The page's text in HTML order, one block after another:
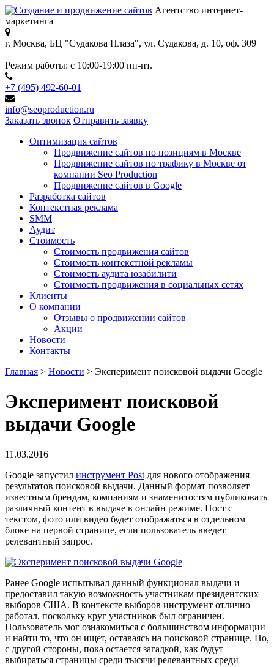
Агентство интернет-
маркетинга
г. Москва, БЦ "Судакова Плаза", ул. Судакова, д. 10, оф. 309
Режим работы: с 10:00-19:00 пн-пт.
+7 (495) 492-60-01
info@seoproduction.ru
Заказать звонок Отправить заявку
Оптимизация сайтов
Продвижение сайтов по позициям в Москве
Продвижение сайтов по трафику в Москве от
компании Seo Production
Продвижение сайтов в Google
Разработка сайтов
Контекстная реклама
SMM
Аудит
Стоимость
Стоимость продвижения сайтов
Стоимость контекстной рекламы
Стоимость аудита юзабилити
Стоимость продвижения в социальных сетях
Клиенты
О компании
Отзывы о продвижении сайтов
Акции
Новости
Контакты
Главная > Новости > Эксперимент поисковой выдачи Google
Эксперимент поисковой
выдачи Google
11.03.2016
Google запустил инструмент Post для нового отображения
результатов поисковой выдачи. Данный формат позволяет
известным брендам, компаниям и знаменитостям публиковать
различный контент в выдаче в онлайн режиме. Пост с
текстом, фото или видео будет отображаться в отдельном
блоке на первой странице, если пользователь введет
релевантный запрос.
Ранее Google испытывал данный функционал выдачи и
предоставил такую возможность участникам президентских
выборов США. В контексте выборов инструмент отлично
работал, поскольку круг участников был ограничен.
Пользователь мог ознакомиться с большинством информации
и найти то, что он ищет, оставаясь на поисковой странице. Но,
с другой стороны, пока остается загадкой, как будут
выбираться страницы среди тысячи релевантных среди